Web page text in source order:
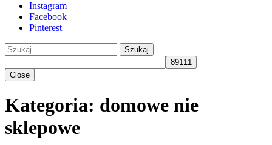
Instagram
Facebook
Pinterest
Szukaj
Close
Kategoria: domowe nie
sklepowe